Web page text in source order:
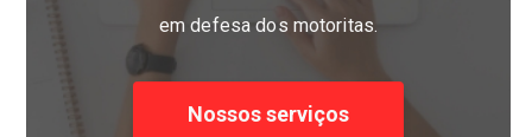
em defesa dos motoritas.
Nossos serviços